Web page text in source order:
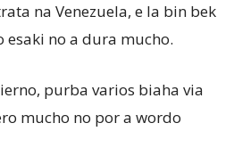
na Venezuela, e la bin bek
esaki no a dura mucho.
purba varios biaha via
mucho no por a wordo